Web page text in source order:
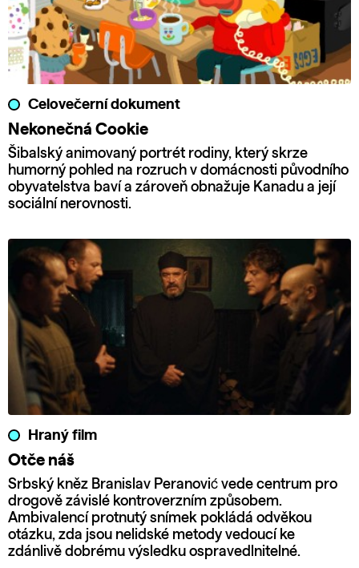
Celovečerní dokument
Nekonečná Cookie
Šibalský animovaný portrét rodiny, který skrze
humorný pohled na rozruch v domácnosti původního
obyvatelstva baví a zároveň obnažuje Kanadu a její
sociální nerovnosti.
Hraný film
Otče náš
Srbský kněz Branislav Peranović vede centrum pro
drogově závislé kontroverzním způsobem.
Ambivalencí protnutý snímek pokládá odvěkou
otázku, zda jsou nelidské metody vedoucí ke
zdánlivě dobrému výsledku ospravedlnitelné.